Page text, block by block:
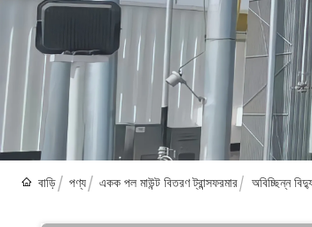
বাড়ি পণ্য একক পল মাউন্ট বিতরণ ট্রান্সফরমার অবিচ্ছিন্ন